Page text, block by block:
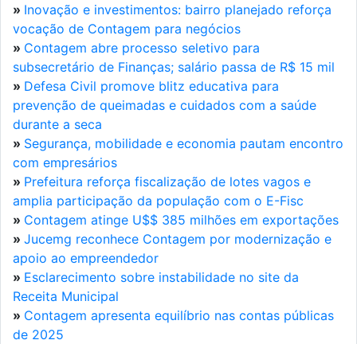
» Inovação e investimentos: bairro planejado reforça
vocação de Contagem para negócios
» Contagem abre processo seletivo para
subsecretário de Finanças; salário passa de R$ 15 mil
» Defesa Civil promove blitz educativa para
prevenção de queimadas e cuidados com a saúde
durante a seca
» Segurança, mobilidade e economia pautam encontro
com empresários
» Prefeitura reforça fiscalização de lotes vagos e
amplia participação da população com o E-Fisc
» Contagem atinge U$$ 385 milhões em exportações
» Jucemg reconhece Contagem por modernização e
apoio ao empreendedor
» Esclarecimento sobre instabilidade no site da
Receita Municipal
» Contagem apresenta equilíbrio nas contas públicas
de 2025